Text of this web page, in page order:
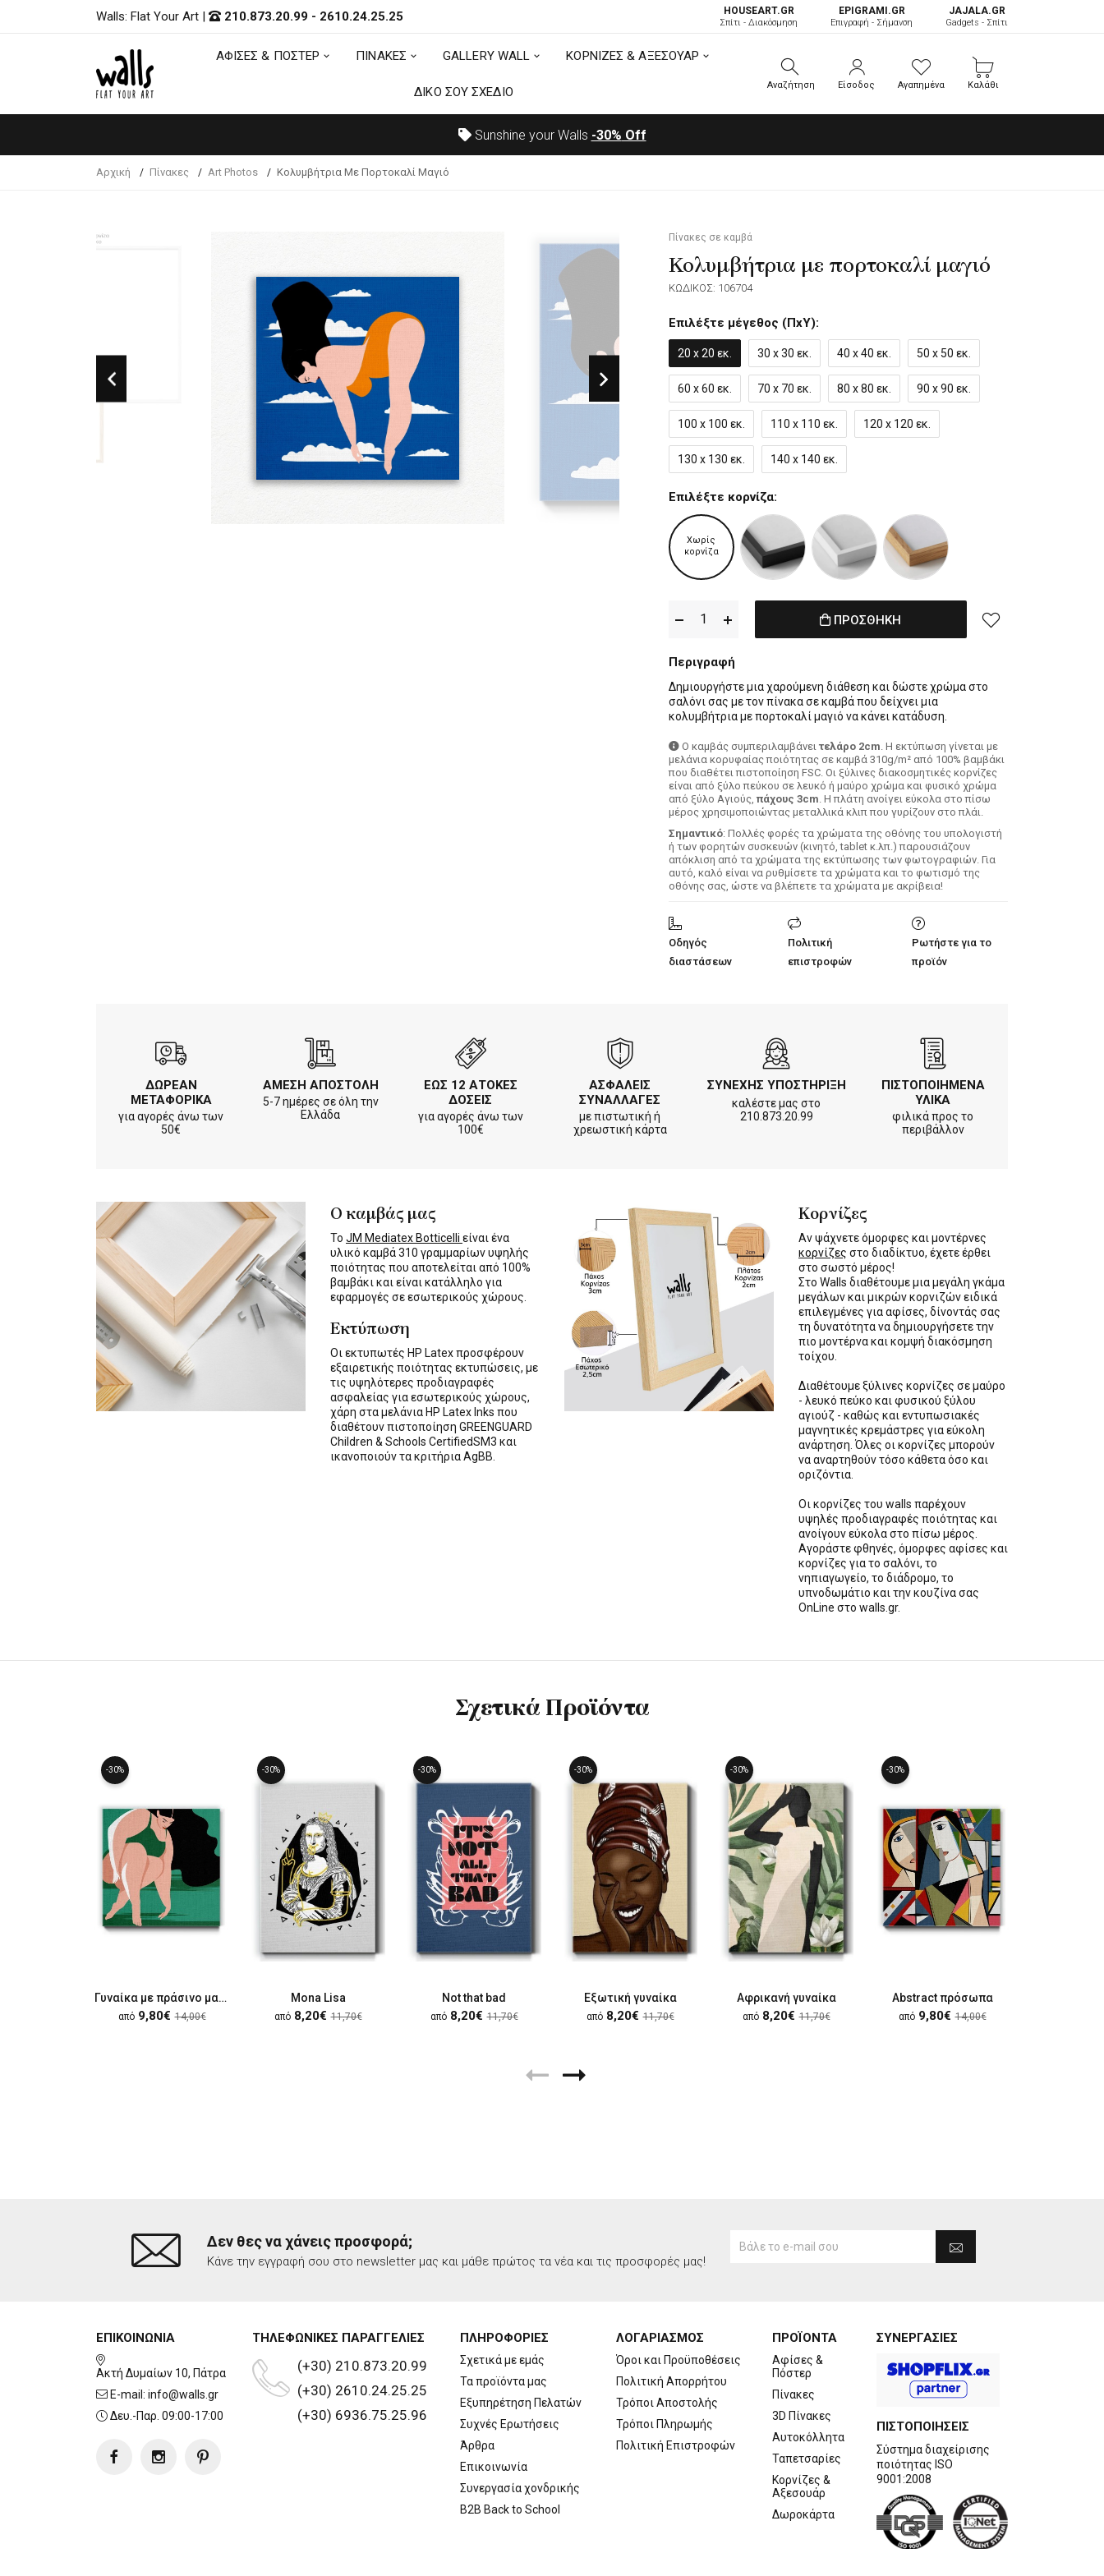
ΑΦΙΣΕΣ & ΠΟΣΤΕΡ ΠΙΝΑΚΕΣ
ΔΙΚΟ ΣΟΥ ΣΧΕΔΙΟ
Walls: Flat Your Art | 210.873.20.99 - 2610.24.25.25 HOUSEART.GR
Σπίτι - Διακόσμηση
ΕPIGRAMI.GR
Επιγραφή - Σήμανση
JAJALA.GR
Gadgets - Σπίτι
ΑΦΙΣΕΣ & ΠΟΣΤΕΡ ΠΙΝΑΚΕΣ GALLERY WALL ΚΟΡΝΙΖΕΣ & ΑΞΕΣΟΥΑΡ
ΔΙΚΟ ΣΟΥ ΣΧΕΔΙΟ Αναζήτηση Είσοδος Αγαπημένα Καλάθι
Sunshine your Walls -30% Off
Αρχική Πίνακες Art Photos Κολυμβήτρια Με Πορτοκαλί Μαγιό
Πίνακες σε καμβά
Κολυμβήτρια με πορτοκαλί μαγιό
ΚΩΔΙΚΟΣ: 106704
Επιλέξτε μέγεθος (ΠxΥ):
20 x 20 εκ. 30 x 30 εκ. 40 x 40 εκ. 50 x 50 εκ.
60 x 60 εκ. 70 x 70 εκ. 80 x 80 εκ. 90 x 90 εκ.
100 x 100 εκ. 110 x 110 εκ. 120 x 120 εκ.
130 x 130 εκ. 140 x 140 εκ.
Επιλέξτε κορνίζα:
Χωρίς
κορνίζα
ΠΡΟΣΘΗΚΗ
Περιγραφή
Δημιουργήστε μια χαρούμενη διάθεση και δώστε χρώμα στο
σαλόνι σας με τον πίνακα σε καμβά που δείχνει μια
κολυμβήτρια με πορτοκαλί μαγιό να κάνει κατάδυση.
Ο καμβάς συμπεριλαμβάνει τελάρο 2cm. H εκτύπωση γίνεται με
μελάνια κορυφαίας ποιότητας σε καμβά 310g/m² από 100% βαμβάκι
που διαθέτει πιστοποίηση FSC. Οι ξύλινες διακοσμητικές κορνίζες
είναι από ξύλο πεύκου σε λευκό ή μαύρο χρώμα και φυσικό χρώμα
από ξύλο Αγιούς, πάχους 3cm. Η πλάτη ανοίγει εύκολα στο πίσω
μέρος χρησιμοποιώντας μεταλλικά κλιπ που γυρίζουν στο πλάι.
Σημαντικό: Πολλές φορές τα χρώματα της οθόνης του υπολογιστή
ή των φορητών συσκευών (κινητό, tablet κ.λπ.) παρουσιάζουν
απόκλιση από τα χρώματα της εκτύπωσης των φωτογραφιών. Για
αυτό, καλό είναι να ρυθμίσετε τα χρώματα και το φωτισμό της
οθόνης σας, ώστε να βλέπετε τα χρώματα με ακρίβεια!
Οδηγός
διαστάσεων
Πολιτική
επιστροφών
Ρωτήστε για το
προϊόν
ΔΩΡΕΑΝ
ΜΕΤΑΦΟΡΙΚΑ
για αγορές άνω των
50€
ΑΜΕΣΗ ΑΠΟΣΤΟΛΗ
5-7 ημέρες σε όλη την
Ελλάδα
ΕΩΣ 12 ΑΤΟΚΕΣ
ΔΟΣΕΙΣ
για αγορές άνω των
100€
ΑΣΦΑΛΕΙΣ
ΣΥΝΑΛΛΑΓΕΣ
με πιστωτική ή
χρεωστική κάρτα
ΣΥΝΕΧΗΣ ΥΠΟΣΤΗΡΙΞΗ
καλέστε μας στο
210.873.20.99
ΠΙΣΤΟΠΟΙΗΜΕΝΑ
ΥΛΙΚΑ
φιλικά προς το
περιβάλλον
Ο καμβάς μας
Το JM Mediatex Botticelli είναι ένα
υλικό καμβά 310 γραμμαρίων υψηλής
ποιότητας που αποτελείται από 100%
βαμβάκι και είναι κατάλληλο για
εφαρμογές σε εσωτερικούς χώρους.
Εκτύπωση
Οι εκτυπωτές HP Latex προσφέρουν
εξαιρετικής ποιότητας εκτυπώσεις, με
τις υψηλότερες προδιαγραφές
ασφαλείας για εσωτερικούς χώρους,
χάρη στα μελάνια HP Latex Inks που
διαθέτουν πιστοποίηση GREENGUARD
Children & Schools CertifiedSM3 και
ικανοποιούν τα κριτήρια AgBB.
Κορνίζες
Αν ψάχνετε όμορφες και μοντέρνες
κορνίζες στο διαδίκτυο, έχετε έρθει
στο σωστό μέρος!
Στο Walls διαθέτουμε μια μεγάλη γκάμα
μεγάλων και μικρών κορνιζών ειδικά
επιλεγμένες για αφίσες, δίνοντάς σας
τη δυνατότητα να δημιουργήσετε την
πιο μοντέρνα και κομψή διακόσμηση
τοίχου.
Διαθέτουμε ξύλινες κορνίζες σε μαύρο
- λευκό πεύκο και φυσικού ξύλου
αγιούζ - καθώς και εντυπωσιακές
μαγνητικές κρεμάστρες για εύκολη
ανάρτηση. Όλες οι κορνίζες μπορούν
να αναρτηθούν τόσο κάθετα όσο και
οριζόντια.
Οι κορνίζες του walls παρέχουν
υψηλές προδιαγραφές ποιότητας και
ανοίγουν εύκολα στο πίσω μέρος.
Αγοράστε φθηνές, όμορφες αφίσες και
κορνίζες για το σαλόνι, το
νηπιαγωγείο, το διάδρομο, το
υπνοδωμάτιο και την κουζίνα σας
OnLine στο walls.gr.
Σχετικά Προϊόντα
-30%
Γυναίκα με πράσινο μαγίο
από 9,80€ 14,00€
-30%
Mona Lisa
από 8,20€ 11,70€
-30%
Not that bad
από 8,20€ 11,70€
-30%
Εξωτική γυναίκα
από 8,20€ 11,70€
-30%
Αφρικανή γυναίκα
από 8,20€ 11,70€
-30%
Abstract πρόσωπα
από 9,80€ 14,00€
Δεν θες να χάνεις προσφορά;
Κάνε την εγγραφή σου στο newsletter μας και μάθε πρώτος τα νέα και τις προσφορές μας!
ΕΠΙΚΟΙΝΩΝΙΑ
Ακτή Δυμαίων 10, Πάτρα
E-mail: info@walls.gr
Δευ.-Παρ. 09:00-17:00
ΤΗΛΕΦΩΝΙΚΕΣ ΠΑΡΑΓΓΕΛΙΕΣ
(+30) 210.873.20.99
(+30) 2610.24.25.25
(+30) 6936.75.25.96
ΠΛΗΡΟΦΟΡΙΕΣ
Σχετικά με εμάς
Τα προϊόντα μας
Εξυπηρέτηση Πελατών
Συχνές Ερωτήσεις
Άρθρα
Επικοινωνία
Συνεργασία χονδρικής
B2B Back to School
ΛΟΓΑΡΙΑΣΜΟΣ
Όροι και Προϋποθέσεις
Πολιτική Απορρήτου
Τρόποι Αποστολής
Τρόποι Πληρωμής
Πολιτική Επιστροφών
ΠΡΟΪΟΝΤΑ
Αφίσες &
Πόστερ
Πίνακες
3D Πίνακες
Αυτοκόλλητα
Ταπετσαρίες
Κορνίζες &
Αξεσουάρ
Δωροκάρτα
ΣΥΝΕΡΓΑΣΙΕΣ
ΠΙΣΤΟΠΟΙΗΣΕΙΣ
Σύστημα διαχείρισης
ποιότητας ISO
9001:2008